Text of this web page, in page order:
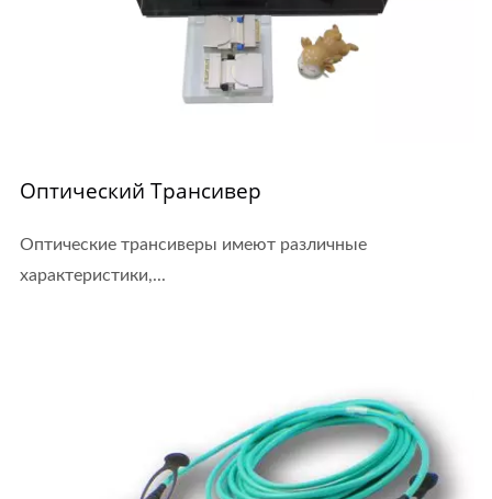
Оптический Трансивер
Оптические трансиверы имеют различные
характеристики,...